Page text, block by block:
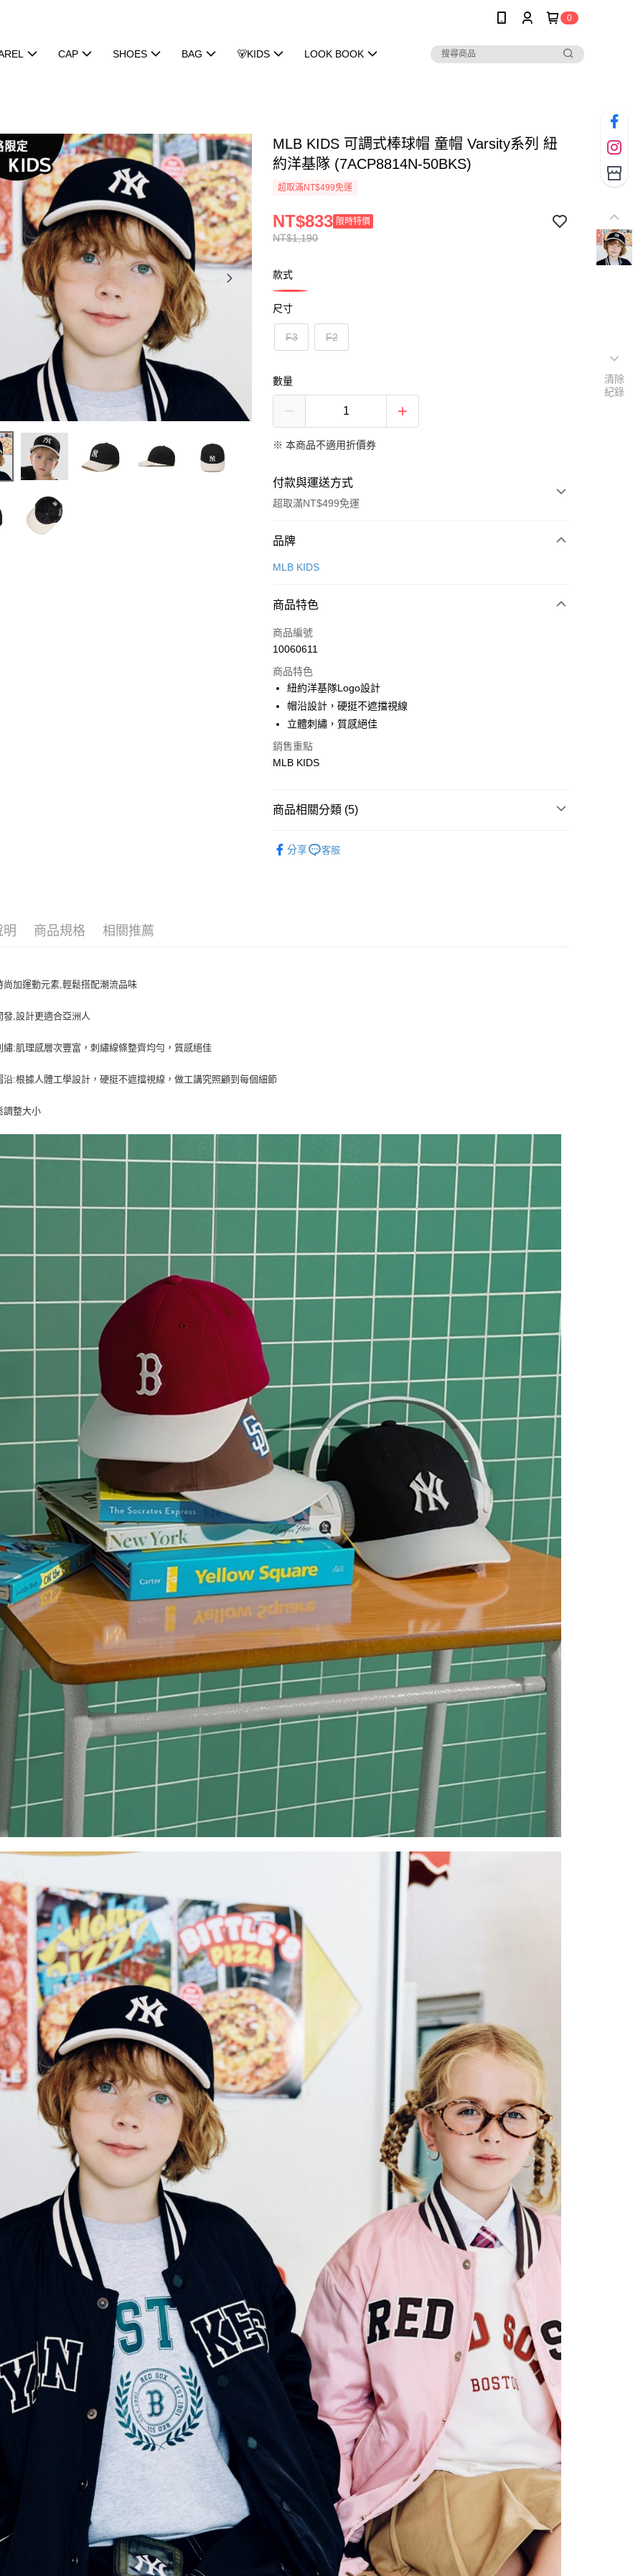
0
CAP SHOES BAG 🐻KIDS LOOK BOOK
MLB KIDS 可調式棒球帽 童帽 Varsity系列 紐
約洋基隊 (7ACP8814N-50BKS)
超取滿NT$499免運
NT$1,190
NT$833 限時特價
款式
尺寸
F3 F2
數量
※ 本商品不適用折價券
付款與運送方式
超取滿NT$499免運
付款方式
信用卡一次付款
Apple Pay
街口支付
悠遊付
運送方式
全家取貨<不支援離島取退>
品牌
MLB KIDS
商品特色
商品編號
10060611
商品特色
紐約洋基隊Logo設計
帽沿設計，硬挺不遮擋視線
立體刺繡，質感絕佳
銷售重點
MLB KIDS
商品相關分類 (5)
分享 客服
明 商品規格 相關推薦
尚加運動元素,輕鬆搭配潮流品味
發,設計更適合亞洲人
繡:肌理感層次豐富，刺繡線條整齊均勻，質感絕佳
沿:根據人體工學設計，硬挺不遮擋視線，做工講究照顧到每個細節
調整大小
清除
紀錄